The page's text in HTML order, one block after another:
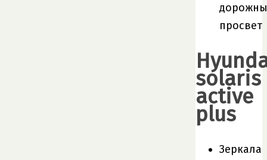
просвет
solaris
active
plus
Зеркала